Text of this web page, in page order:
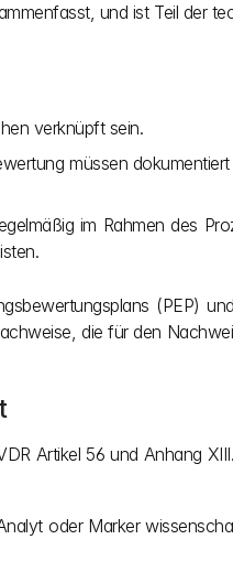
und ist Teil der
verknüpft sein.
müssen
im Rahmen des
(PEP)
die für den
Artikel 56 und Anhang
oder Marker